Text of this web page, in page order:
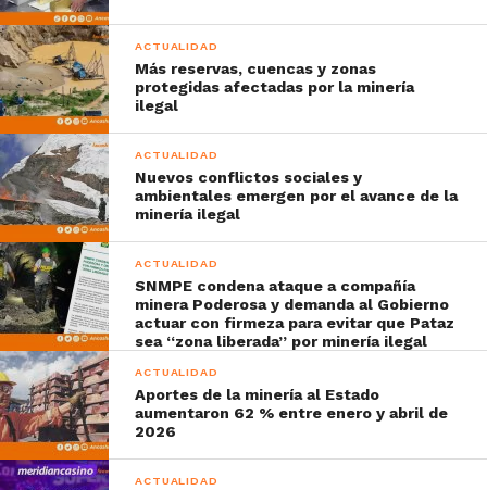
ACTUALIDAD
Más reservas, cuencas y zonas
protegidas afectadas por la minería
ilegal
ACTUALIDAD
Nuevos conflictos sociales y
ambientales emergen por el avance de la
minería ilegal
ACTUALIDAD
SNMPE condena ataque a compañía
minera Poderosa y demanda al Gobierno
actuar con firmeza para evitar que Pataz
sea “zona liberada” por minería ilegal
ACTUALIDAD
Aportes de la minería al Estado
aumentaron 62 % entre enero y abril de
2026
ACTUALIDAD